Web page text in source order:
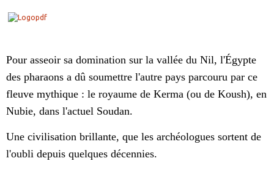
Pour asseoir sa domination sur la vallée du Nil, l'Égypte
des pharaons a dû soumettre l'autre pays parcouru par ce
fleuve mythique : le royaume de Kerma (ou de Koush), en
Nubie, dans l'actuel Soudan.
Une civilisation brillante, que les archéologues sortent de
l'oubli depuis quelques décennies.